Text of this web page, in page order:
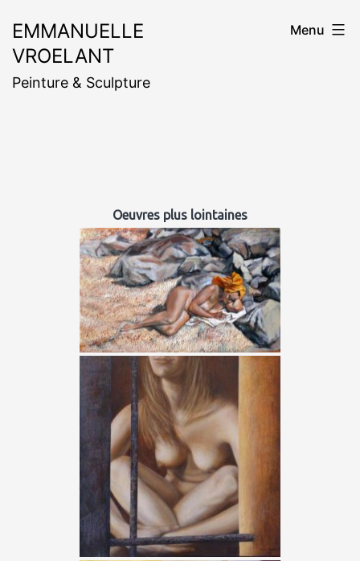
au
contenu
EMMANUELLE
VROELANT
Peinture & Sculpture
Menu
Oeuvres plus lointaines